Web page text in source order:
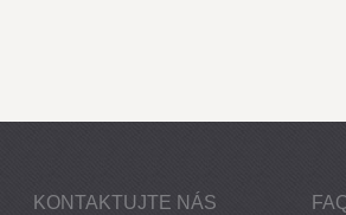
KONTAKTUJTE NÁS